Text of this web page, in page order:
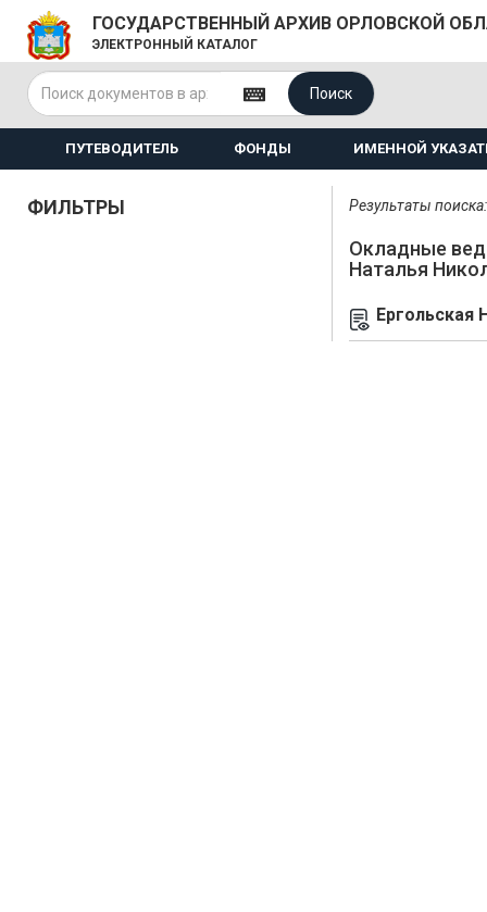
ГОСУДАРСТВЕННЫЙ АРХИВ ОРЛОВСКОЙ
ЭЛЕКТРОННЫЙ КАТАЛОГ
Поиск
ПУТЕВОДИТЕЛЬ ФОНДЫ ИМЕННОЙ
ФИЛЬТРЫ Результаты
Окладные
Наталья
Ергольская